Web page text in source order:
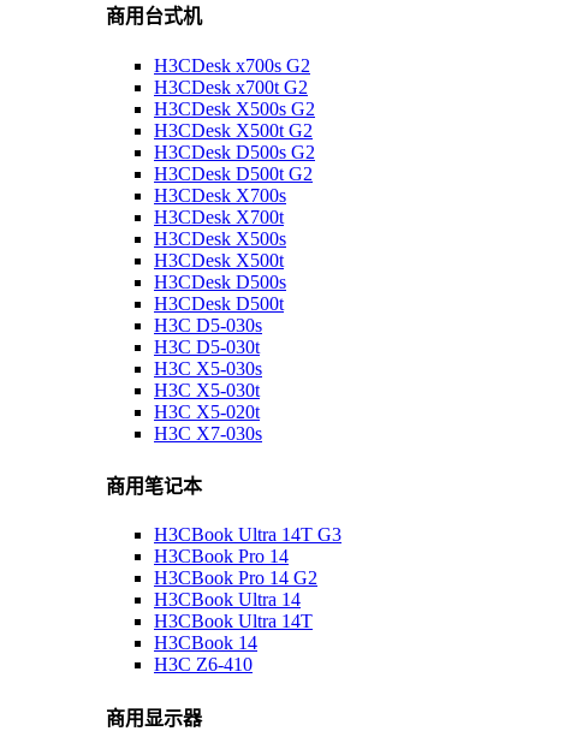
商用台式机
H3CDesk x700s G2
H3CDesk x700t G2
H3CDesk X500s G2
H3CDesk X500t G2
H3CDesk D500s G2
H3CDesk D500t G2
H3CDesk X700s
H3CDesk X700t
H3CDesk X500s
H3CDesk X500t
H3CDesk D500s
H3CDesk D500t
H3C D5-030s
H3C D5-030t
H3C X5-030s
H3C X5-030t
H3C X5-020t
H3C X7-030s
商用笔记本
H3CBook Ultra 14T G3
H3CBook Pro 14
H3CBook Pro 14 G2
H3CBook Ultra 14
H3CBook Ultra 14T
H3CBook 14
H3C Z6-410
商用显示器